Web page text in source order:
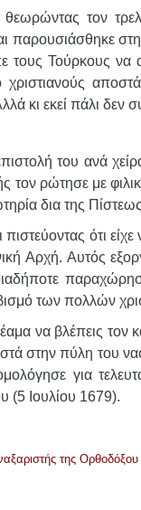
θεωρώντας τον
παρουσιάσθηκε
τους Τούρκους
κι εκεί πάλι δεν
του ανά
τον ρώτησε με
δια της
ότι
Αρχή. Αυτός
των πολλών
να βλέπεις τον
στην πύλη του
για
(5 Ιουλίου 1679).
της